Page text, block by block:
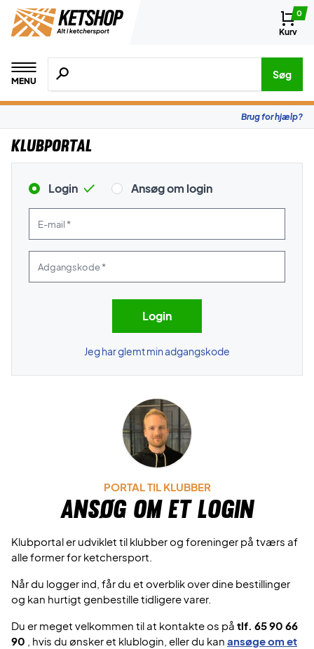
0
Kurv
MENU
Søg efter produkter, mærker etc.
Søg
Brug for hjælp?
Klubportal
Login Ansøg om login
Jeg har glemt min adgangskode
PORTAL TIL KLUBBER
Ansøg om et login
Klubportal er udviklet til klubber og foreninger på tværs af
alle former for ketchersport.
Når du logger ind, får du et overblik over dine bestillinger
og kan hurtigt genbestille tidligere varer.
Du er meget velkommen til at kontakte os på tlf. 65 90 66
90
, hvis du ønsker et klublogin, eller du kan ansøge om et